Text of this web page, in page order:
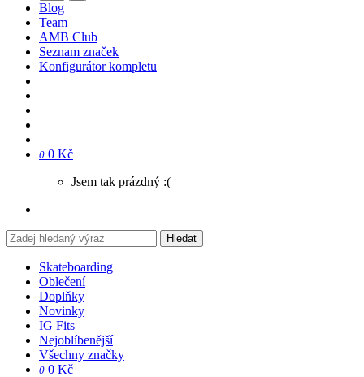
Blog
Team
AMB Club
Seznam značek
Konfigurátor kompletu
0 0 Kč
Jsem tak prázdný :(
Hledat
Skateboarding
Oblečení
Doplňky
Novinky
IG Fits
Nejoblíbenější
Všechny značky
0 0 Kč